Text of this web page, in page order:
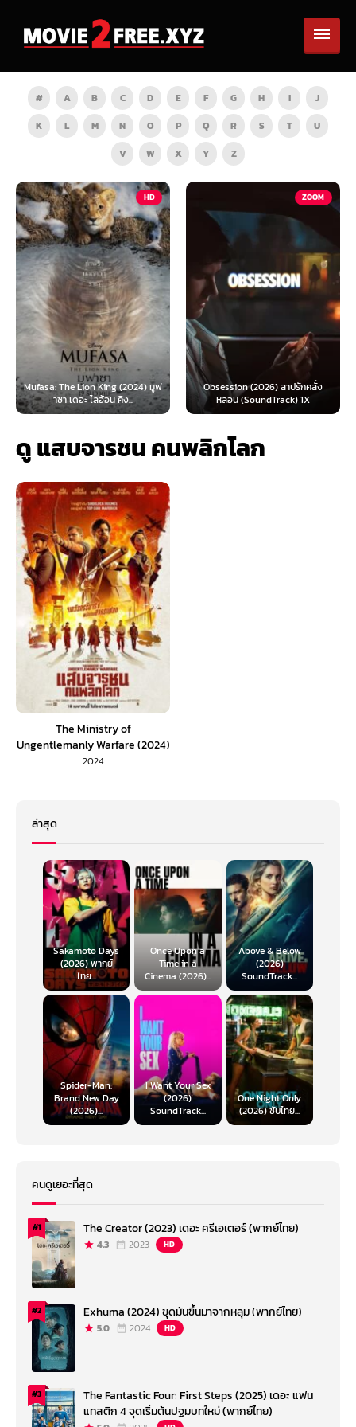
# A B C D E F G H I
J
K
L M N O P Q R S T
U
V
W X Y Z
HD
Mufasa: The Lion King (2024) มูฟ
าซา เดอะ ไลอ้อน คิง...
ZOOM
Obsession (2026) สาปรักคลั่ง
หลอน (SoundTrack) 1X
ดู แสบจารชน คนพลิกโลก
The Ministry of
Ungentlemanly Warfare (2024)
แสบจารชน คนพลิกโลก (พากย์
2024
ล่าสุด
Sakamoto Days
(2026) พากย์
ไทย...
Once Upon a
Time in a
Cinema (2026)...
Above & Below
(2026)
SoundTrack...
Spider-Man:
Brand New Day
(2026)...
I Want Your Sex
(2026)
SoundTrack...
One Night Only
(2026) ซับไทย...
คนดูเยอะที่สุด
#1 The Creator (2023) เดอะ ครีเอเตอร์ (พากย์ไทย)
4.3 2023 HD
#2 Exhuma (2024) ขุดมันขึ้นมาจากหลุม (พากย์ไทย)
5.0 2024 HD
#3
The Fantastic Four: First Steps (2025) เดอะ แฟน
แทสติก 4 จุดเริ่มต้นปฐมบทใหม่ (พากย์ไทย)